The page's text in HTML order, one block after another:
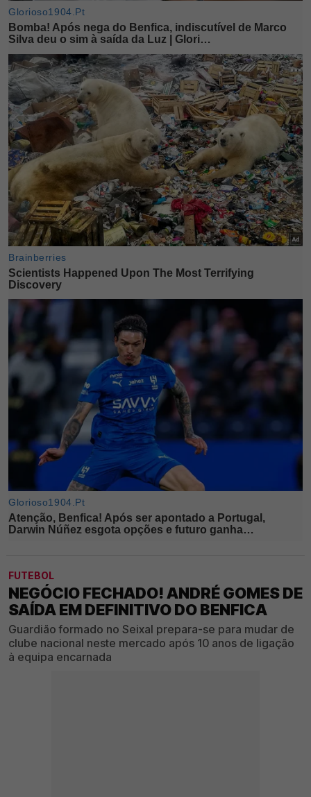
FUTEBOL
NEGÓCIO FECHADO! ANDRÉ GOMES DE
SAÍDA EM DEFINITIVO DO BENFICA
Guardião formado no Seixal prepara-se para mudar de
clube nacional neste mercado após 10 anos de ligação
à equipa encarnada